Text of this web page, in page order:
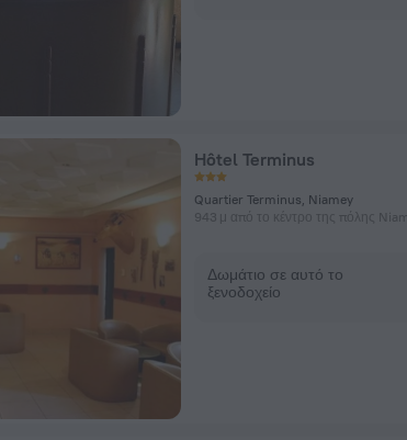
Hôtel Terminus
Quartier Terminus, Niamey
943 μ από το κέντρο της πόλης
Δωμάτιο σε αυτό το
ξενοδοχείο